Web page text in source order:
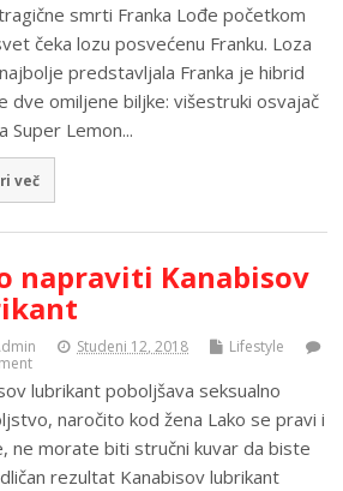
smrti Franka Lođe početkom
čeka lozu posvećenu Franku. Loza
predstavljala Franka je hibrid
dve omiljene biljke: višestruki osvajač
Super Lemon...
več
napraviti Kanabisov
Studeni 12, 2018
Lifestyle
lubrikant poboljšava seksualno
naročito kod žena Lako se pravi i
ne morate biti stručni kuvar da biste
rezultat Kanabisov lubrikant